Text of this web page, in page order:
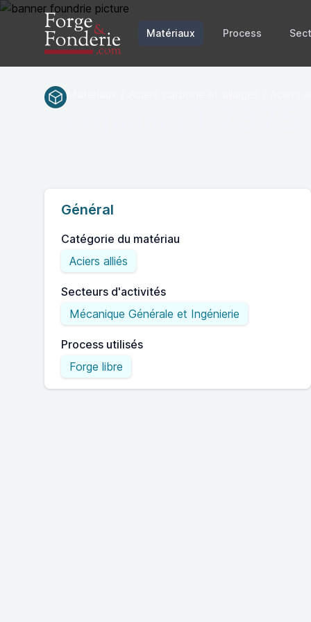
Matériaux Process
Général
Catégorie du matériau
Aciers alliés
Secteurs d'activités
Mécanique Générale et Ingénierie
Process utilisés
Forge libre